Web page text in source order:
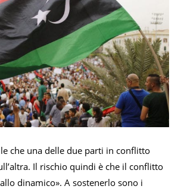
che una delle due parti in conflitto
Il rischio quindi è che il conflitto
dinamico». A sostenerlo sono i